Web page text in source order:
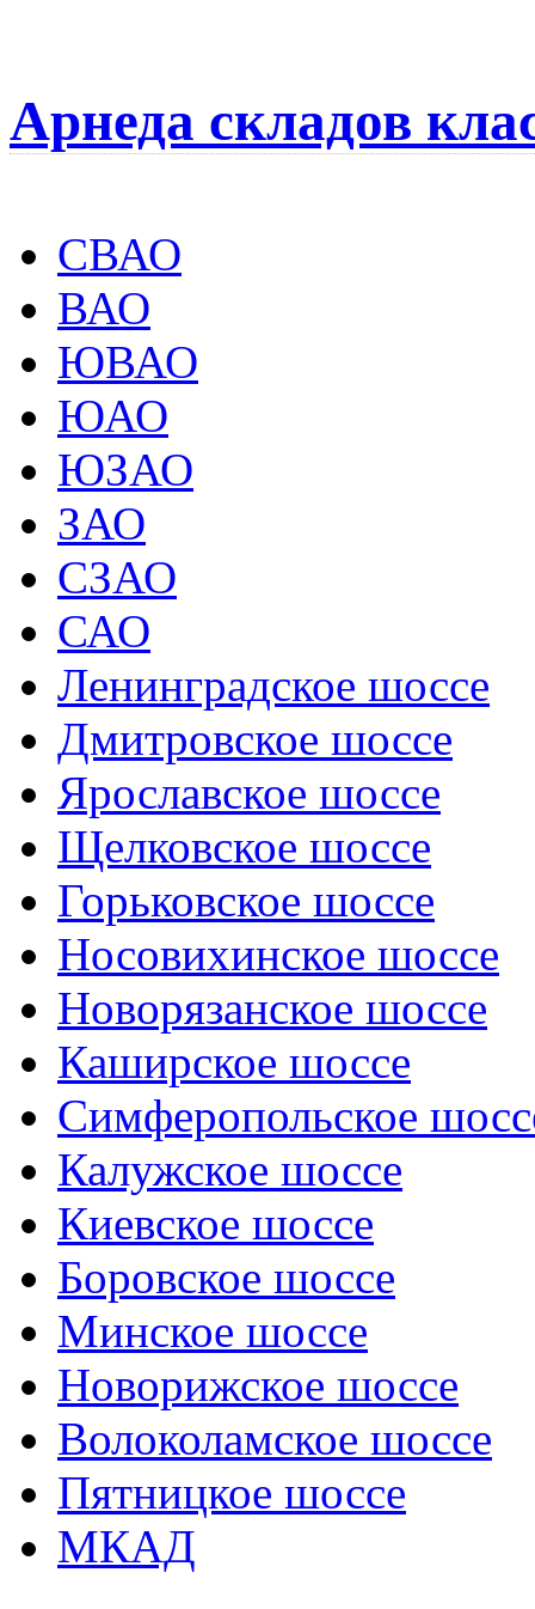
Арнеда складов
СВАО
ВАО
ЮВАО
ЮАО
ЮЗАО
ЗАО
СЗАО
САО
Ленинградское шоссе
Дмитровское шоссе
Ярославское шоссе
Щелковское шоссе
Горьковское шоссе
Носовихинское шоссе
Новорязанское шоссе
Каширское шоссе
Симферопольское
Калужское шоссе
Киевское шоссе
Боровское шоссе
Минское шоссе
Новорижское шоссе
Волоколамское шоссе
Пятницкое шоссе
МКАД